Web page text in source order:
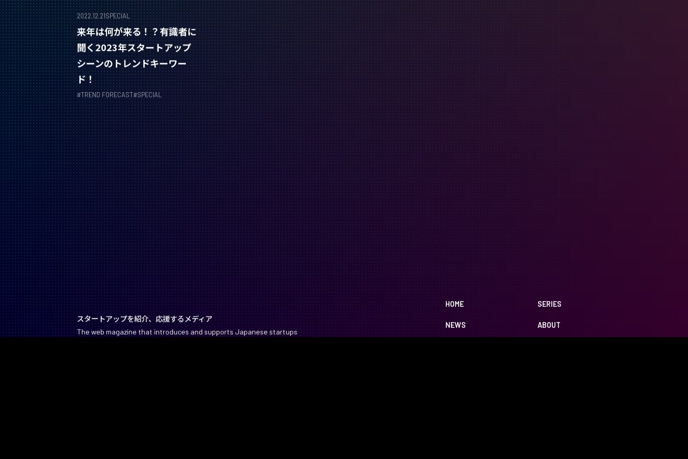
2022.12.21SPECIAL
来年は何が来る！？有識者に
聞く2023年スタートアップ
シーンのトレンドキーワー
ド！
#TREND FORECAST#SPECIAL
スタートアップを紹介、応援するメディア
The web magazine that introduces and supports Japanese startups
HOME
NEWS
SERIES
ABOUT